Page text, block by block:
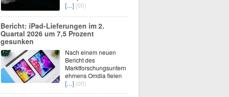
[…] (00)
Bericht: iPad-Lieferungen im 2.
Quartal 2026 um 7,5 Prozent
gesunken
Nach einem neuen
Bericht des
Marktforschungsuntern
ehmens Omdia fielen
[…] (00)